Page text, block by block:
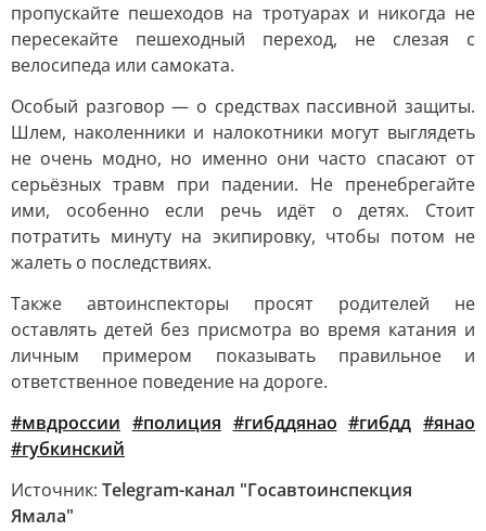
пропускайте пешеходов на тротуарах и никогда не
пересекайте пешеходный переход, не слезая с
велосипеда или самоката.
Особый разговор — о средствах пассивной защиты.
Шлем, наколенники и налокотники могут выглядеть
не очень модно, но именно они часто спасают от
серьёзных травм при падении. Не пренебрегайте
ими, особенно если речь идёт о детях. Стоит
потратить минуту на экипировку, чтобы потом не
жалеть о последствиях.
Также автоинспекторы просят родителей не
оставлять детей без присмотра во время катания и
личным примером показывать правильное и
ответственное поведение на дороге.
#мвдроссии #полиция #гибддянао #гибдд #янао
#губкинский
Источник: Telegram-канал "Госавтоинспекция
Ямала"